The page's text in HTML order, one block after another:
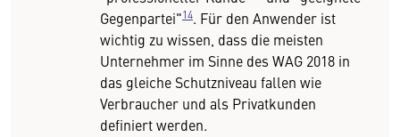
Gegenpartei"14. Für den Anwender ist
wichtig zu wissen, dass die meisten
Unternehmer im Sinne des WAG 2018 in
das gleiche Schutzniveau fallen wie
Verbraucher und als Privatkunden
definiert werden.